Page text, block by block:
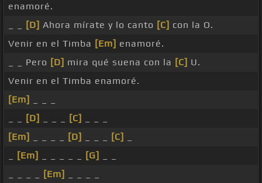
enamoré.
[D] Ahora mírate y lo canto [C] con la O.
Venir en el Timba [Em] enamoré.
_ _ Pero [D] mira qué suena con la [C] U.
Venir en el Timba enamoré.
[Em]
[D] [C]
[Em]
[D] [C]
[Em] [G]
[Em]